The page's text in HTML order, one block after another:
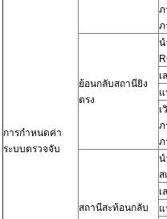
การกำหนดค่า
ระบบตรวจจับ
ภ
ภ
ย้อนกลับสถานียิง
ตรง
น
เ
แ
เ
ภ
ภ
สถานีสะท้อนกลับ
น
ส
เ
แ